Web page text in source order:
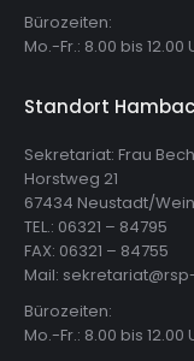
Bürozeiten:
Mo.-Fr.: 8.00 bis 12.00
Standort
Sekretariat: Frau
Horstweg 21
67434 Neustadt/
TEL.: 06321 – 84795
FAX: 06321 – 84755
Mail:
Bürozeiten:
Mo.-Fr.: 8.00 bis 12.00